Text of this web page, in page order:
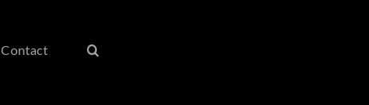
Contact